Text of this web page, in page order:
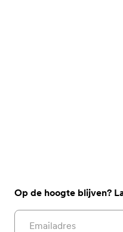
Op de hoogte blijven?
Email address